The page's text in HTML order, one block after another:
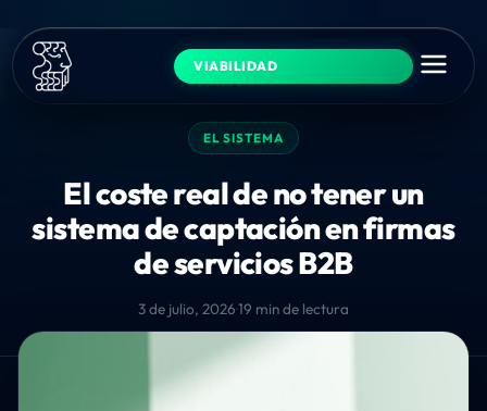
VIABILIDAD
EL SISTEMA
El coste real de no tener un
sistema de captación en firmas
de servicios B2B
3 de julio, 2026·19 min de lectura